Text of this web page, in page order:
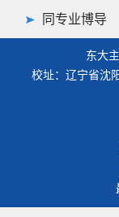
同专业博导
东大
校址：辽宁省沈